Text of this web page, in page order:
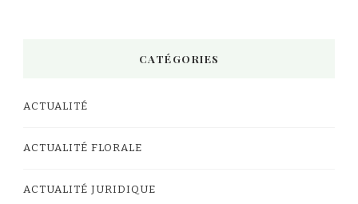
CATÉGORIES
ACTUALITÉ
ACTUALITÉ FLORALE
ACTUALITÉ JURIDIQUE